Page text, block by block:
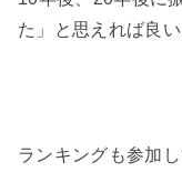
た」と思えれば良
ランキングも参加